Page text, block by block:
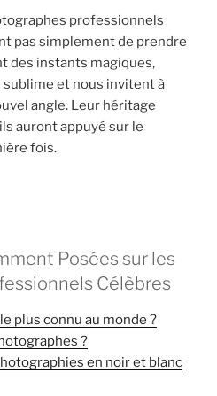
professionnels
pas simplement de prendre
des instants magiques,
et nous invitent à
angle. Leur héritage
auront appuyé sur le
fois.
Posées sur les
Célèbres
plus connu au monde ?
?
en noir et blanc